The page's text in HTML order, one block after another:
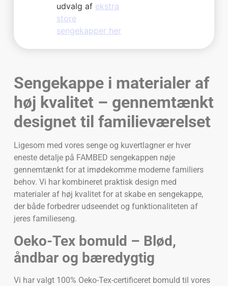
udvalg af ekstra
store
sengekapper her
Sengekappe i materialer af
høj kvalitet – gennemtænkt
designet til familieværelset
Ligesom med vores senge og kuvertlagner er hver
eneste detalje på FAMBED sengekappen nøje
gennemtænkt for at imødekomme moderne familiers
behov. Vi har kombineret praktisk design med
materialer af høj kvalitet for at skabe en sengekappe,
der både forbedrer udseendet og funktionaliteten af
jeres familieseng.
Oeko-Tex bomuld – Blød,
åndbar og bæredygtig
Vi har valgt 100% Oeko-Tex-certificeret bomuld til vores